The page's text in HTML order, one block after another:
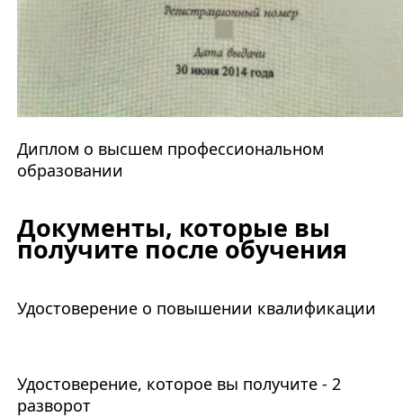
Диплом о высшем профессиональном
образовании
Документы, которые вы
получите после обучения
Удостоверение о повышении квалификации
Удостоверение, которое вы получите - 2
разворот